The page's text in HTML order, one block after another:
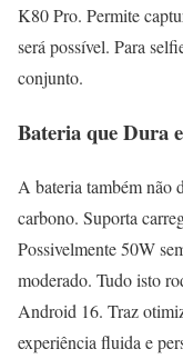
K80 Pro. Permite
será possível. Para
conjunto.
Bateria que Dura
A bateria também não
carbono. Suporta
Possivelmente 50W
moderado. Tudo isto
Android 16. Traz
experiência fluida e